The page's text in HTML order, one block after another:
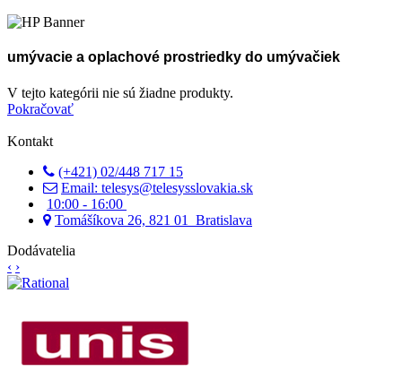
umývacie a oplachové prostriedky do umývačiek
V tejto kategórii nie sú žiadne produkty.
Pokračovať
Kontakt
(+421) 02/448 717 15
Email: telesys@telesysslovakia.sk
10:00 - 16:00
Tomášíkova 26, 821 01 Bratislava
Dodávatelia
‹ ›